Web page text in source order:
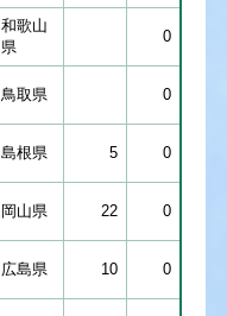
和歌山
県
0
鳥取県 0
島根県 5 0
岡山県 22 0
広島県 10 0